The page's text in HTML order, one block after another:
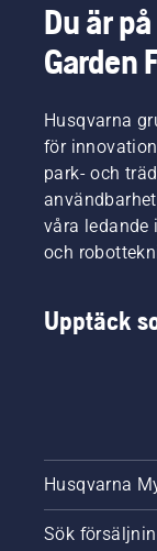
Du är
Garden
Husqvarna
för
park- och
våra ledande
och
Upptäck
Husqvarna
Sök